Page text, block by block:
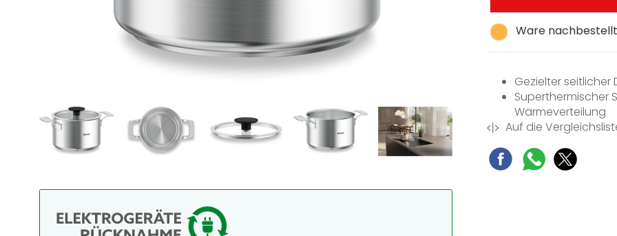
Ware
Gezielter seitlicher
Superthermischer
Wärmeverteilung
Innenskalierung
Inhalt: 1 Topf, 1 Deckel
Auf die